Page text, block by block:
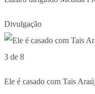
Divulgação
3 de 8
Ele é casado com Tais